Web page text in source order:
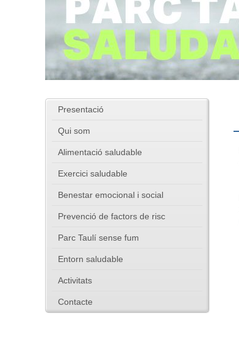
Presentació
Qui som
Alimentació saludable
Exercici saludable
Benestar emocional i social
Prevenció de factors de risc
Parc Taulí sense fum
Entorn saludable
Activitats
Contacte